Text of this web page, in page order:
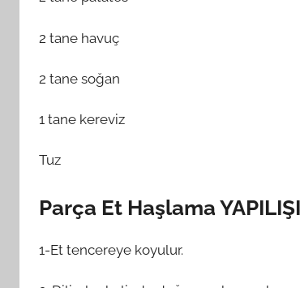
2 tane havuç
2 tane soğan
1 tane kereviz
Tuz
Parça Et Haşlama
1-Et tencereye koyulur.